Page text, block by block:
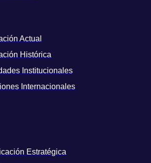
Actual
Histórica
Institucionales
Internacionales
Estratégica